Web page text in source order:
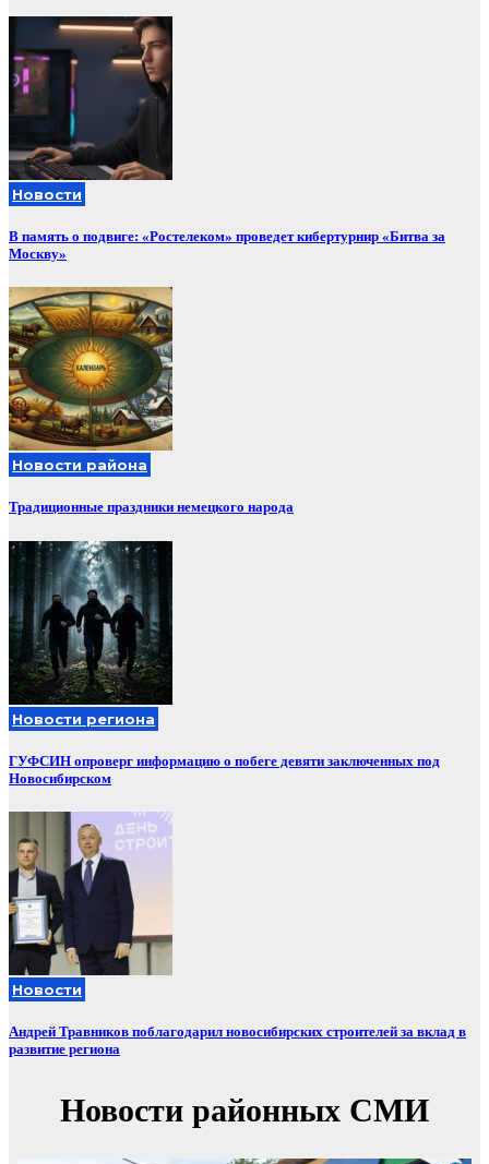
Новости
В память о подвиге: «Ростелеком» проведет кибертурнир «Битва за
Москву»
Новости района
Традиционные праздники немецкого народа
Новости региона
ГУФСИН опроверг информацию о побеге девяти заключенных под
Новосибирском
Новости
Андрей Травников поблагодарил новосибирских строителей за вклад в
развитие региона